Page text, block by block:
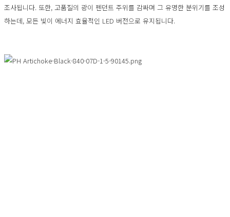
조사됩니다. 또한, 고품질의 광이 펜던트 주위를 감싸며 그 유명한 분위기를 조성
하는데, 모든 빛이 에너지 효율적인 LED 버전으로 유지됩니다.